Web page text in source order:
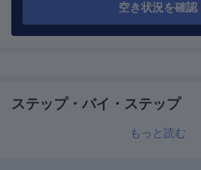
空き状況を確認
ステップ・バイ・ステップ
もっと読む